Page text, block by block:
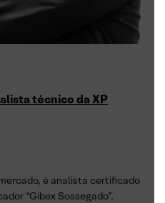
técnico da XP
é analista certificado
“Gibex Sossegado”.